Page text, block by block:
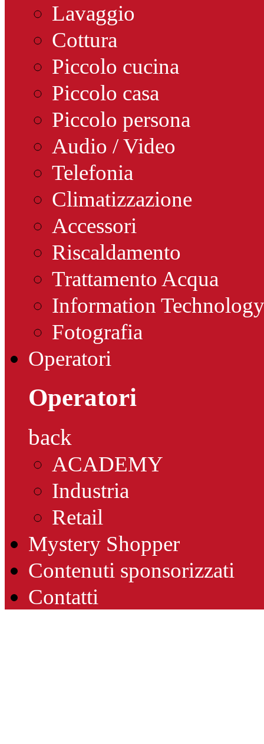
Lavaggio
Cottura
Piccolo cucina
Piccolo casa
Piccolo persona
Audio / Video
Telefonia
Climatizzazione
Accessori
Riscaldamento
Trattamento Acqua
Information Technology
Fotografia
Operatori
Operatori
back
ACADEMY
Industria
Retail
Mystery Shopper
Contenuti sponsorizzati
Contatti